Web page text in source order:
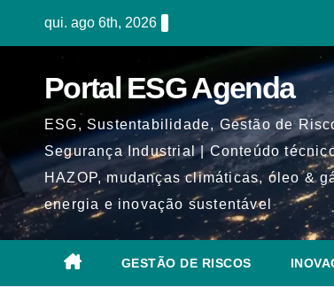
qui. ago 6th, 2026
Portal ESG Agenda
ESG, Sustentabilidade, Gestão de
Segurança Industrial | Conteúdo
HAZOP, mudanças climáticas, óleo &
energia e inovação sustentável
GESTÃO DE RISCOS